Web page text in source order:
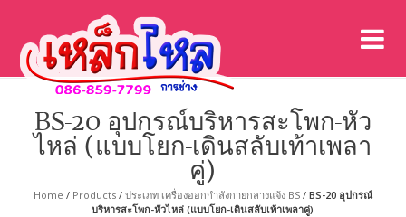
BS-20 อุปกรณ์บริหารสะโพก-หัว
ไหล่ (แบบโยก-เดินสลับเท้าเพลา
คู่)
Home / Products/ ประเภท เครื่องออกกำลังกายกลางแจ้ง BS/ BS-20 อุปกรณ์
บริหารสะโพก-หัวไหล่ (แบบโยก-เดินสลับเท้าเพลาคู่)